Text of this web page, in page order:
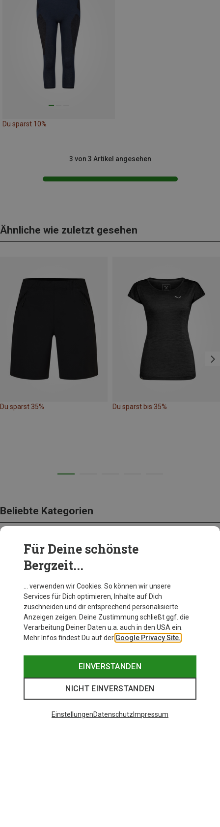
Du sparst 10%
3 von 3 Artikel angesehen
Ähnliche wie zuletzt gesehen
Du sparst 35% Du sparst bis 35%
Beliebte Kategorien
BEKLEIDUNG
Für Deine schönste
Bergzeit...
… verwenden wir Cookies. So können wir unsere
Services für Dich optimieren, Inhalte auf Dich
zuschneiden und dir entsprechend personalisierte
Anzeigen zeigen. Deine Zustimmung schließt ggf. die
Verarbeitung Deiner Daten u.a. auch in den USA ein.
Mehr Infos findest Du auf der Google Privacy Site.
EINVERSTANDEN
NICHT EINVERSTANDEN
EinstellungenDatenschutz Impressum